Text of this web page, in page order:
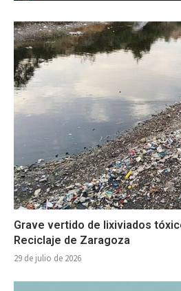
Grave vertido de lixiviados
Reciclaje de Zaragoza
29 de julio de 2026